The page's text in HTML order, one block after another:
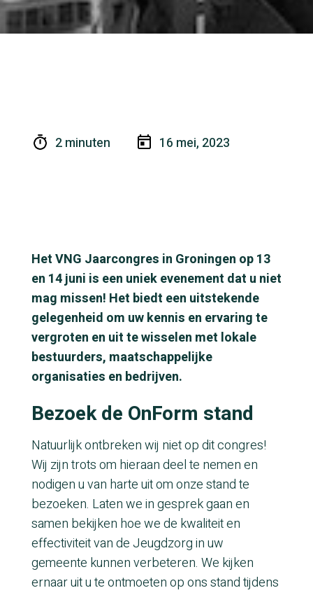
2 minuten 16 mei, 2023
Het VNG Jaarcongres in Groningen op 13
en 14 juni is een uniek evenement dat u niet
mag missen! Het biedt een uitstekende
gelegenheid om uw kennis en ervaring te
vergroten en uit te wisselen met lokale
bestuurders, maatschappelijke
organisaties en bedrijven.
Bezoek de OnForm stand
Natuurlijk ontbreken wij niet op dit congres!
Wij zijn trots om hieraan deel te nemen en
nodigen u van harte uit om onze stand te
bezoeken. Laten we in gesprek gaan en
samen bekijken hoe we de kwaliteit en
effectiviteit van de Jeugdzorg in uw
gemeente kunnen verbeteren. We kijken
ernaar uit u te ontmoeten op ons stand tijdens